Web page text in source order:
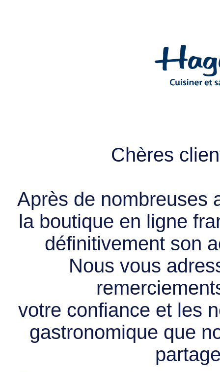
Chères
Après de nombreuses
la boutique en ligne
définitivement son
Nous vous
votre confiance et les
gastronomique que